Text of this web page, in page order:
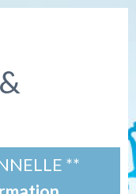
**